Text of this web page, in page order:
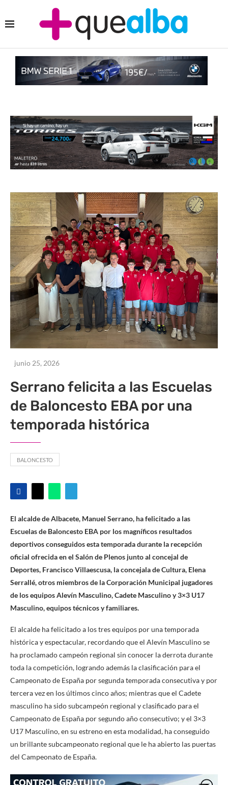
junio 25, 2026
Serrano felicita a las Escuelas
de Baloncesto EBA por una
temporada histórica
BALONCESTO
El alcalde de Albacete, Manuel Serrano, ha felicitado a las
Escuelas de Baloncesto EBA por los magníficos resultados
deportivos conseguidos esta temporada durante la recepción
oficial ofrecida en el Salón de Plenos junto al concejal de
Deportes, Francisco Villaescusa, la concejala de Cultura, Elena
Serrallé, otros miembros de la Corporación Municipal jugadores
de los equipos Alevín Masculino, Cadete Masculino y 3×3 U17
Masculino, equipos técnicos y familiares.
El alcalde ha felicitado a los tres equipos por una temporada
histórica y espectacular, recordando que el Alevín Masculino se
ha proclamado campeón regional sin conocer la derrota durante
toda la competición, logrando además la clasificación para el
Campeonato de España por segunda temporada consecutiva y por
tercera vez en los últimos cinco años; mientras que el Cadete
masculino ha sido subcampeón regional y clasificado para el
Campeonato de España por segundo año consecutivo; y el 3×3
U17 Masculino, en su estreno en esta modalidad, ha conseguido
un brillante subcampeonato regional que le ha abierto las puertas
del Campeonato de España.